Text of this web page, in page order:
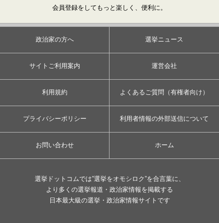
会員登録をしてもっと楽しく、便利に。
政治家の方へ 選挙ニュース
サイトご利用案内 運営会社
利用規約 よくあるご質問（有権者向け）
プライバシーポリシー 利用者情報の外部送信について
お問い合わせ ホーム
選挙ドットコムでは”選挙をオモシロク”を合言葉に、
より多くの選挙報道・政治家情報を掲載する
日本最大級の選挙・政治家情報サイトです